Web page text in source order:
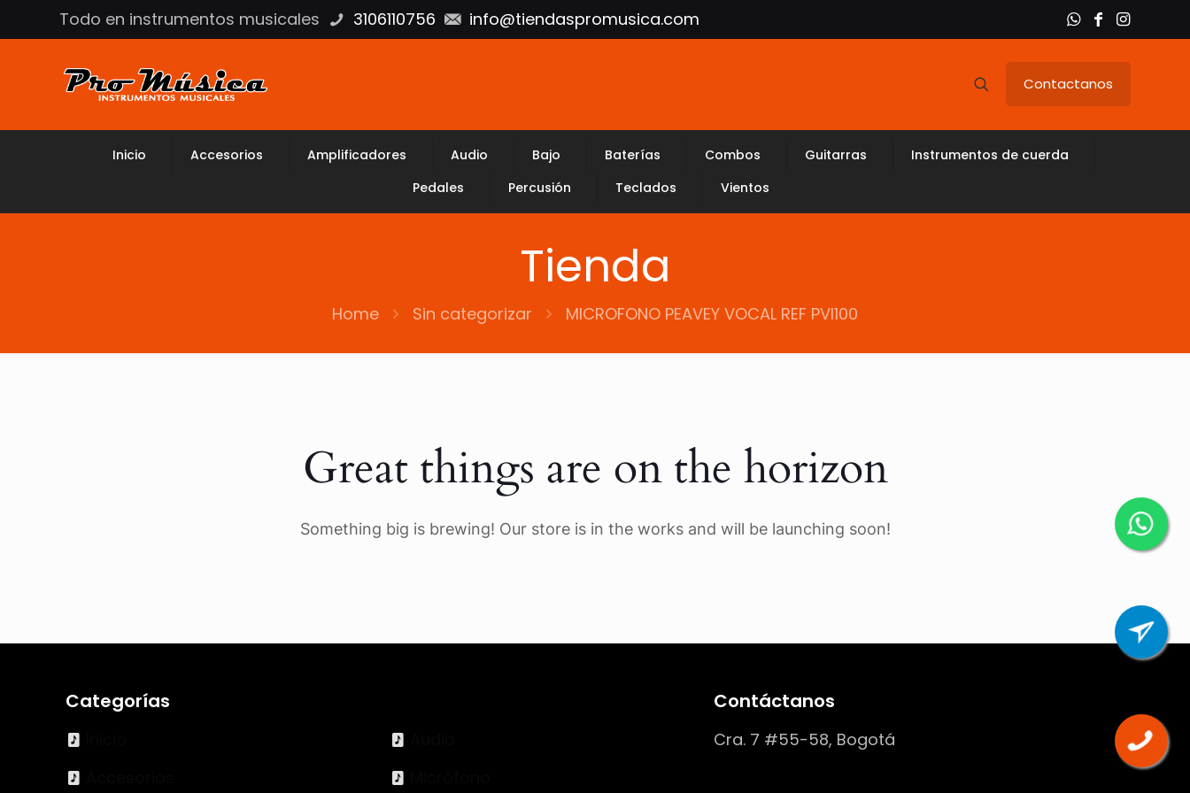
Todo en instrumentos musicales 3106110756 info@tiendaspromusica.com
Contactanos
Inicio Accesorios Amplificadores Audio Bajo Baterías Combos Guitarras
Instrumentos de cuerda
Pedales
Percusión Teclados Vientos
Tienda
Home Sin categorizar MICROFONO PEAVEY VOCAL REF PVI100
Great things are on the horizon
Something big is brewing! Our store is in the works and will be launching soon!
Categorías Contáctanos
Cra. 7 #55-58, Bogotá